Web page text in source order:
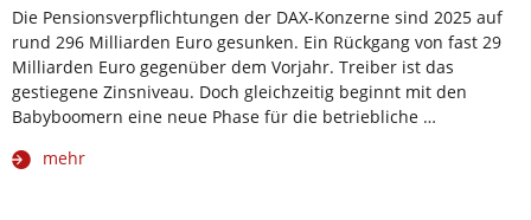
Die Pensionsverpflichtungen der DAX-Konzerne sind 2025 auf
rund 296 Milliarden Euro gesunken. Ein Rückgang von fast 29
Milliarden Euro gegenüber dem Vorjahr. Treiber ist das
gestiegene Zinsniveau. Doch gleichzeitig beginnt mit den
Babyboomern eine neue Phase für die betriebliche …
mehr